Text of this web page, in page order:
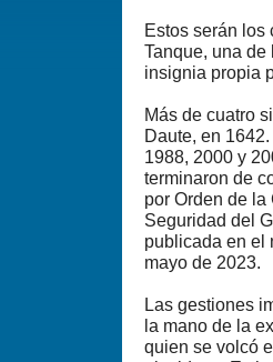
Estos serán los
Tanque, una
insignia propia
Más de cuatro
Daute, en
1988, 2000 y
terminaron de
por Orden de
Seguridad del
publicada en el
mayo de 2023.
Las gestiones
la mano de la
quien se volcó